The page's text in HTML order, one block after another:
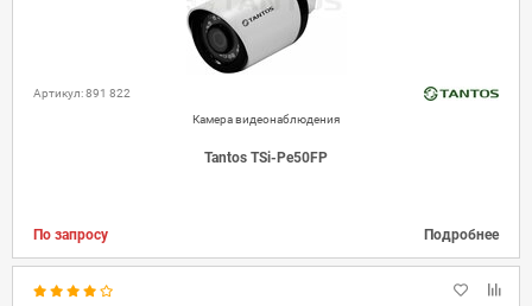
Артикул: 891 822
Камера видеонаблюдения
Tantos TSi-Pe50FP
По запросу Подробнее